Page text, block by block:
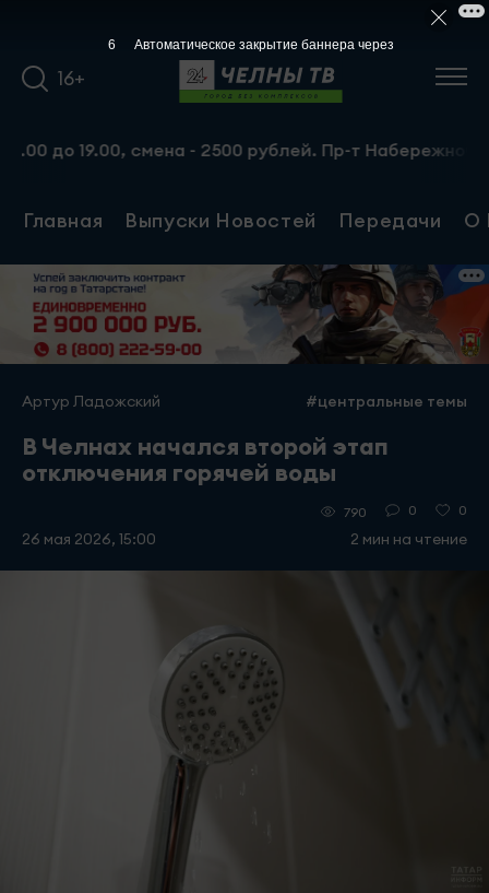
16+
19.00, смена - 2500 рублей. Пр-т
Главная Выпуски Новостей Передачи О
Артур Ладожский #центральные темы
В Челнах начался второй этап
отключения горячей воды
26 мая 2026, 15:00
790 0 0
2 мин на чтение
5 Автоматическое закрытие баннера через